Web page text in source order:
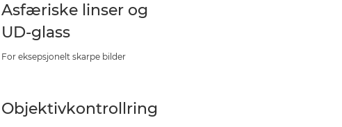
Asfæriske linser og
UD-glass
For eksepsjonelt skarpe bilder
Objektivkontrollring